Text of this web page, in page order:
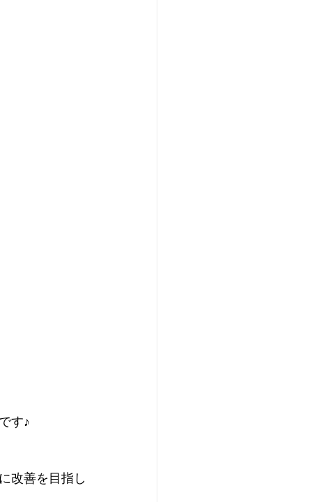
す♪
改善を目指し